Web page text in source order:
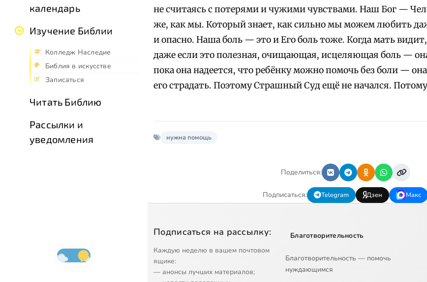
календарь
Изучение Библии
Колледж Наследие
Библия в искусстве
Записаться
Читать Библию
Рассылки и
уведомления
не считаясь с потерями и чужими чувствами. Наш Бог —
же, как мы. Который знает, как сильно мы можем любить
и опасно. Наша боль — это и Его боль тоже. Когда мать видит,
даже если это полезная, очищающая, исцеляющая боль —
пока она надеется, что ребёнку можно помочь без боли — она
его страдать. Поэтому Страшный Суд ещё не начался.
нужна помощь
Поделиться:
Подписаться: Telegram Дзен Макс
Подписаться на рассылку:
Каждую неделю в вашем почтовом
ящике:
— анонсы лучших материалов;
Благотворительность
Благотворительность — помочь
нуждающимся